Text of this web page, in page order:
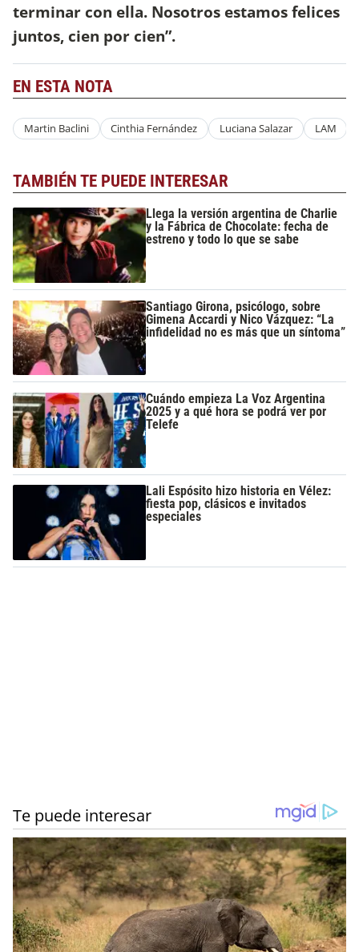
terminar con ella. Nosotros estamos felices
juntos, cien por cien”.
EN ESTA NOTA
Martin Baclini Cinthia Fernández Luciana Salazar LAM
TAMBIÉN TE PUEDE INTERESAR
Llega la versión argentina de Charlie
y la Fábrica de Chocolate: fecha de
estreno y todo lo que se sabe
Santiago Girona, psicólogo, sobre
Gimena Accardi y Nico Vázquez: “La
infidelidad no es más que un síntoma”
Cuándo empieza La Voz Argentina
2025 y a qué hora se podrá ver por
Telefe
Lali Espósito hizo historia en Vélez:
fiesta pop, clásicos e invitados
especiales